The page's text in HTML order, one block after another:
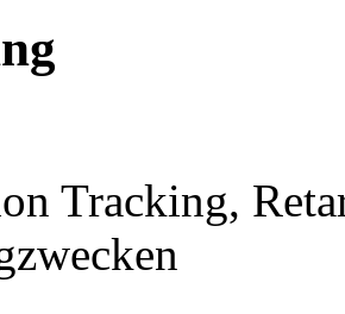
Tracking,